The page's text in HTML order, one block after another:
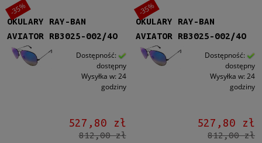
Męskie
Męskie (157)
Kształt
(155)
OKULARY RAY-BAN
AVIATOR RB3025-002/4O
Dostępność:
dostępny
Wysyłka w: 24
godziny
527,80 zł
812,00 zł
-35%
OKULARY RAY-BAN
AVIATOR RB3025-002/4O
Dostępność:
dostępny
Wysyłka w: 24
godziny
527,80 zł
812,00 zł
-35%